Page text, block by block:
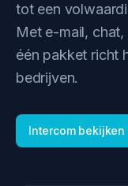
tot een
Met e-mail,
één pakket richt
bedrijven.
Intercom bekijken